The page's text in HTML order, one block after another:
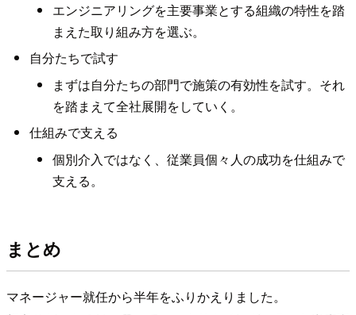
エンジニアリングを主要事業とする組織の特性を踏
まえた取り組み方を選ぶ。
自分たちで試す
まずは自分たちの部門で施策の有効性を試す。それ
を踏まえて全社展開をしていく。
仕組みで支える
個別介入ではなく、従業員個々人の成功を仕組みで
支える。
まとめ
マネージャー就任から半年をふりかえりました。